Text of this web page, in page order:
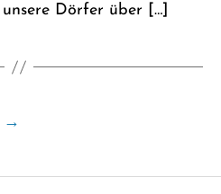
Dörfer über […]
→